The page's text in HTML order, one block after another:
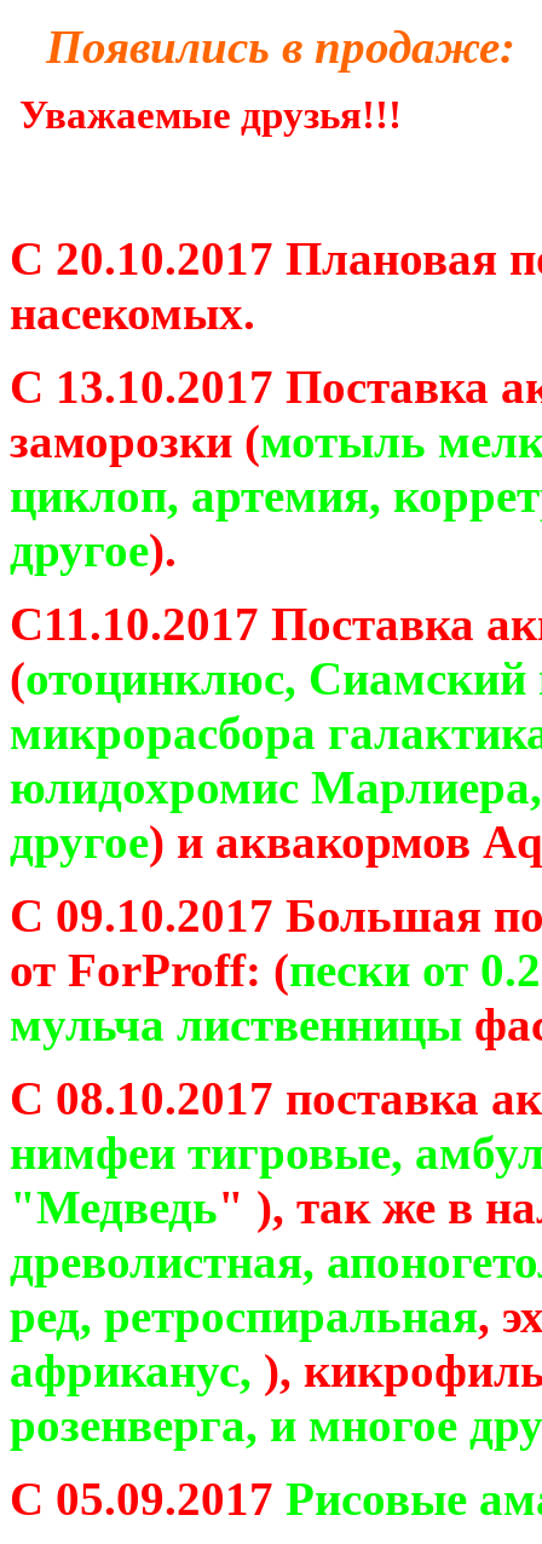
Появились в продаже:
Уважаемые друзья!!!
С 20.10.2017 Плановая
насекомых.
С 13.10.2017 Поставка
заморозки (мотыль
циклоп, артемия,
другое).
С11.10.2017 Поставка
(отоцинклюс, Сиамский
микрорасбора
юлидохромис
другое) и аквакормов
С 09.10.2017 Большая
от ForProff: (пески от
мульча лиственницы
С 08.10.2017 поставка
нимфеи тигровые,
"Медведь" ), так же в
древолистная,
ред, ретроспиральная,
африканус, ),
розенверга, и многое
С 05.09.2017 Рисовые